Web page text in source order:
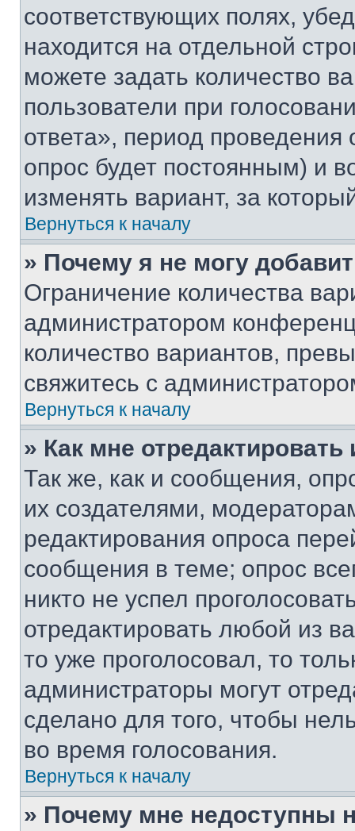
соответствующих полях,
находится на отдельной
можете задать количество
пользователи при
ответа», период проведения
опрос будет постоянным) и
изменять вариант, за
Вернуться к началу
» Почему я не могу
Ограничение количества
администратором
количество вариантов,
свяжитесь с
Вернуться к началу
» Как мне
Так же, как и сообщения,
их создателями,
редактирования опроса
сообщения в теме; опрос
никто не успел
отредактировать любой из
то уже проголосовал, то
администраторы могут
сделано для того, чтобы
во время голосования.
Вернуться к началу
» Почему мне недоступны